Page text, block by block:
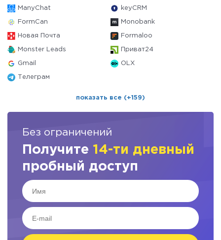
ManyChat keyCRM
FormCan Monobank
Новая Почта Formaloo
Monster Leads Приват24
Gmail OLX
Телеграм
показать все (+159)
Без ограничений
Получите 14-ти дневный
пробный доступ